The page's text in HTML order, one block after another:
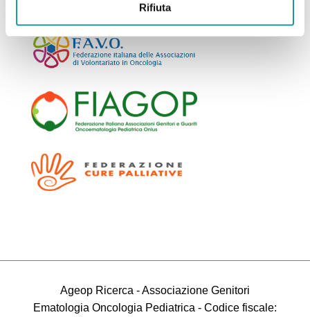
Rifiuta
Ageop Ricerca - Associazione Genitori
Ematologia Oncologia Pediatrica - Codice fiscale: